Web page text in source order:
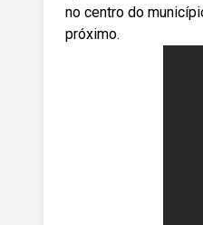
no centro do
próximo.